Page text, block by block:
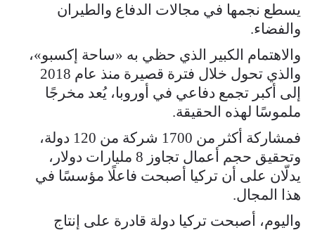
يسطع نجمها في مجالات الدفاع والطيران
والفضاء.
والاهتمام الكبير الذي حظي به «ساحة إكسبو»،
والذي تحول خلال فترة قصيرة منذ عام 2018
إلى أكبر تجمع دفاعي في أوروبا، يُعد مخرجًا
ملموسًا لهذه الحقيقة.
فمشاركة أكثر من 1700 شركة من 120 دولة،
وتحقيق حجم أعمال تجاوز 8 مليارات دولار،
يدلّان على أن تركيا أصبحت فاعلًا مؤسسًا في
هذا المجال.
واليوم، أصبحت تركيا دولة قادرة على إنتاج